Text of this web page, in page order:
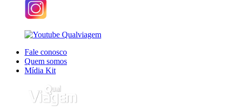
Fale conosco
Quem somos
Mídia Kit